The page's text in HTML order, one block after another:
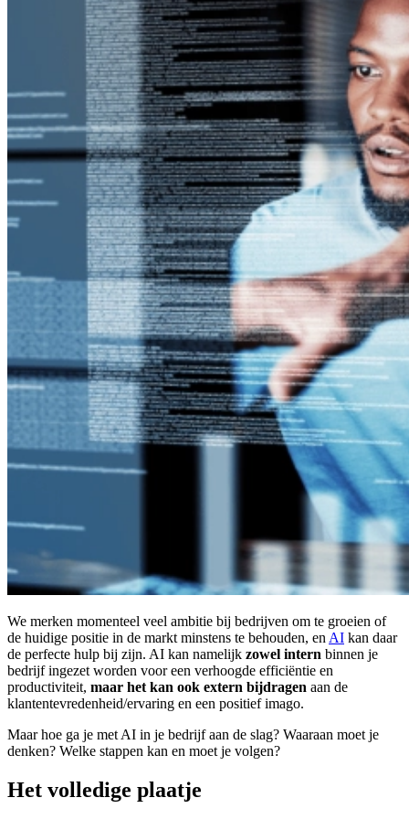
We merken momenteel veel ambitie bij bedrijven om te groeien of
de huidige positie in de markt minstens te behouden, en AI kan daar
de perfecte hulp bij zijn. AI kan namelijk zowel intern binnen je
bedrijf ingezet worden voor een verhoogde efficiëntie en
productiviteit, maar het kan ook extern bijdragen aan de
klantentevredenheid/ervaring en een positief imago.
Maar hoe ga je met AI in je bedrijf aan de slag? Waaraan moet je
denken? Welke stappen kan en moet je volgen?
Het volledige plaatje